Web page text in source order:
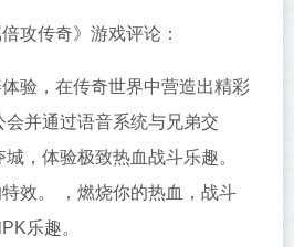
攻传奇》游戏评论：
验，在传奇世界中营造出精彩
会并通过语音系统与兄弟交
，体验极致热血战斗乐趣。
效。 ，燃烧你的热血，战斗
乐趣。